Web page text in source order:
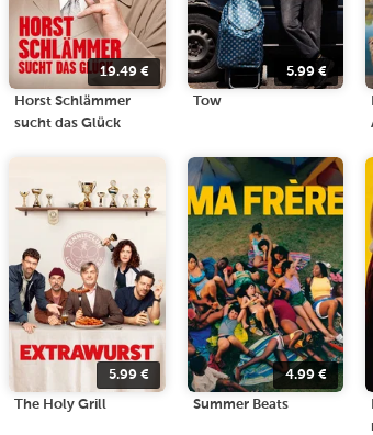
19.49€
Horst Schlämmer
sucht das Glück
5.99 €
Tow
5.99€
The Holy Grill
4.99 €
Summer Beats